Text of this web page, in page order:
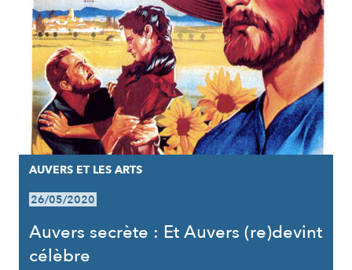
AUVERS ET LES ARTS
26/05/2020
Auvers secrète : Et Auvers (re)devint
célèbre